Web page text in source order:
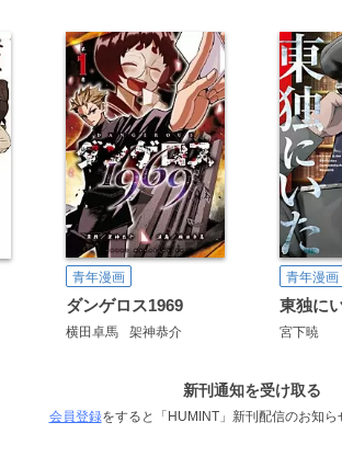
青年漫画
ダンゲロス1969
横田卓馬 架神恭介
青年漫画
東独に
宮下暁
新刊通知を受け取る
会員登録をすると「HUMINT」新刊配信のお知ら